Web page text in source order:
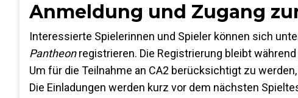
Anmeldung und Zugang
Interessierte Spielerinnen und Spieler können sich
Pantheonregistrieren. Die Registrierung bleibt
Um für die Teilnahme an CA2 berücksichtigt zu
Die Einladungen werden kurz vor dem nächsten